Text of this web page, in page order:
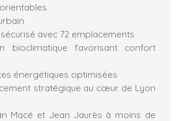
avec 72 emplacements
bioclimatique favorisant confort
énergétiques optimisées
stratégique au cœur de Lyon
Macé et Jean Jaurès à moins de